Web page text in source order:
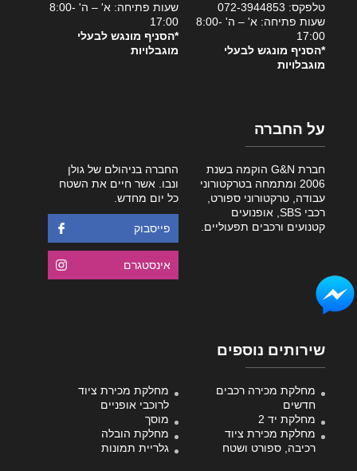
טלפקס: 072-3944853
שעות פתיחה: א' – ה' 8:00-
17:00
*הסניף מונגש לבעלי
מוגבלויות
שעות פתיחה: א' – ה' 8:00-
17:00
*הסניף מונגש לבעלי
מוגבלויות
על החברה
חברת G&N הוקמה בשנת
2006 ומתמחה בטרקטורוני
עבודה, טרקטורוני ספורט,
רכבי SBS, אופנועים
קטנועים ורכבים תפעוליים.
החברה בניהולם של גולן
ונבו. אשר חיים את השטח
כל יום מחדש.
פייסבוק
אינסטגרם
שירותים נוספים
מחלקת מכירה רכבים
חדשים
מחלקת יד 2
מחלקת מכירת ציוד
רכיבה, ספורט ושטח
מחלקת מכירת ציוד
לרוכבי אופניים
מוסך
מחלקת הובלה
גלריית תמונות